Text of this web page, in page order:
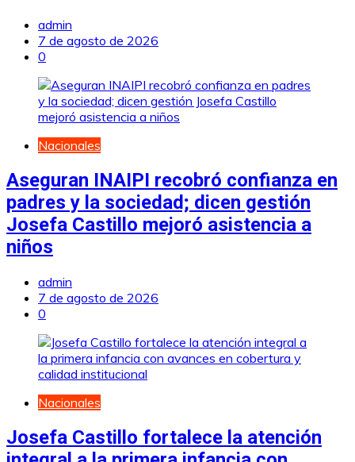
admin
7 de agosto de 2026
0
Nacionales
Aseguran INAIPI recobró confianza en
padres y la sociedad; dicen gestión
Josefa Castillo mejoró asistencia a
niños
admin
7 de agosto de 2026
0
Nacionales
Josefa Castillo fortalece la atención